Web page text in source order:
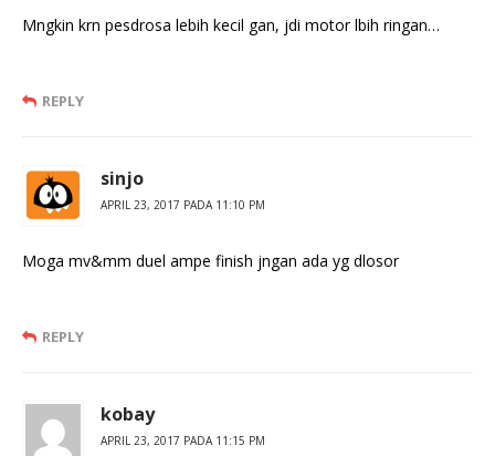
Mngkin krn pesdrosa lebih kecil gan, jdi motor lbih ringan…
REPLY
sinjo
APRIL 23, 2017 PADA 11:10 PM
Moga mv&mm duel ampe finish jngan ada yg dlosor
REPLY
kobay
APRIL 23, 2017 PADA 11:15 PM